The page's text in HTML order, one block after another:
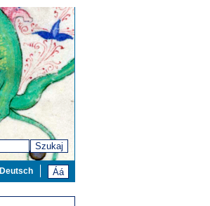
Szukaj
Deutsch